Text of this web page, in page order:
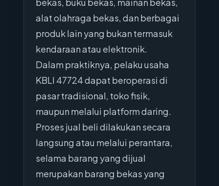
alat olahraga bekas, dan berbagai
produk lain yang bukan termasuk
kendaraan atau elektronik.
Dalam praktiknya, pelaku usaha
KBLI 47724 dapat beroperasi di
pasar tradisional, toko fisik,
maupun melalui platform daring.
Proses jual beli dilakukan secara
langsung atau melalui perantara,
selama barang yang dijual
merupakan barang bekas yang